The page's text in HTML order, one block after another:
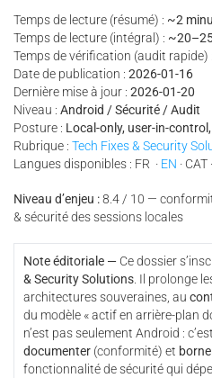
Temps de lecture (résumé) : ~2
Temps de lecture (intégral) :
Temps de vérification (audit rapide) :
Date de publication : 2026-01-16
Dernière mise à jour : 2026-01-20
Niveau : Android / Sécurité / Audit
Posture : Local-only, user-in-
Rubrique : Tech Fixes & Security
Langues disponibles : FR · EN · CAT
Niveau d’enjeu :8.4 / 10 —
& sécurité des sessions locales
Note éditoriale — Ce dossier
& Security Solutions. Il prolonge
architectures souveraines, au
du modèle « actif en arrière-plan
n’est pas seulement Android :
documenter(conformité) et
fonctionnalité de sécurité qui